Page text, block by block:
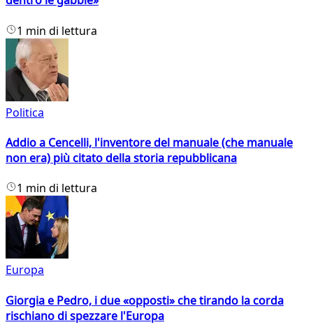
1 min di lettura
Politica
Addio a Cencelli, l'inventore del manuale (che manuale
non era) più citato della storia repubblicana
1 min di lettura
Europa
Giorgia e Pedro, i due «opposti» che tirando la corda
rischiano di spezzare l'Europa